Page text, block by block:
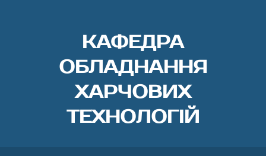
КАФЕДРА
ОБЛАДНАННЯ
ХАРЧОВИХ
ТЕХНОЛОГІЙ